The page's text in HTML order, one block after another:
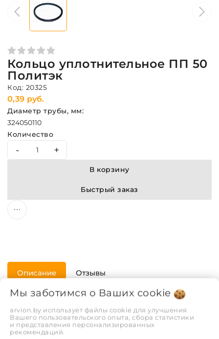
Кольцо уплотнительное ПП 50
Политэк
Код: 20325
0,39 руб.
Диаметр трубы, мм:
324050110
Количество
- +
В корзину
Быстрый заказ
Описание Отзывы
ХАРАКТЕРИСТИКИ
Диаметр трубы, мм.
Мы заботимся о Ваших cookie
arvion.by использует файлы cookie для улучшения
Вашего пользовательского опыта, сбора статистики
и представления персонализированных
рекомендаций.